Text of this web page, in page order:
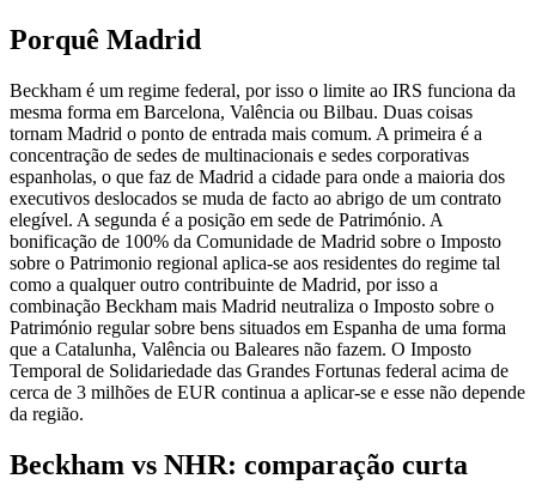
Porquê Madrid
Beckham é um regime federal, por isso o limite ao IRS funciona da
mesma forma em Barcelona, Valência ou Bilbau. Duas coisas
tornam Madrid o ponto de entrada mais comum. A primeira é a
concentração de sedes de multinacionais e sedes corporativas
espanholas, o que faz de Madrid a cidade para onde a maioria dos
executivos deslocados se muda de facto ao abrigo de um contrato
elegível. A segunda é a posição em sede de Património. A
bonificação de 100% da Comunidade de Madrid sobre o Imposto
sobre o Patrimonio regional aplica-se aos residentes do regime tal
como a qualquer outro contribuinte de Madrid, por isso a
combinação Beckham mais Madrid neutraliza o Imposto sobre o
Património regular sobre bens situados em Espanha de uma forma
que a Catalunha, Valência ou Baleares não fazem. O Imposto
Temporal de Solidariedade das Grandes Fortunas federal acima de
cerca de 3 milhões de EUR continua a aplicar-se e esse não depende
da região.
Beckham vs NHR: comparação curta